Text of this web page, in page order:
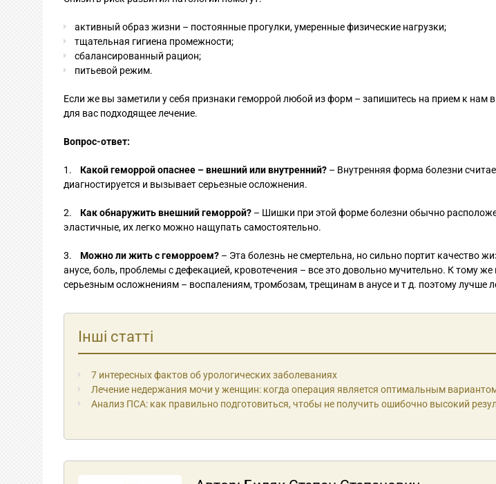
активный образ жизни – постоянные прогулки, умеренные физические нагрузки;
тщательная гигиена промежности;
сбалансированный рацион;
питьевой режим.
Если же вы заметили у себя признаки геморрой любой из форм – запишитесь на прием к нам
для вас подходящее лечение.
Вопрос-ответ:
1. Какой геморрой опаснее – внешний или внутренний? – Внутренняя форма болезни
диагностируется и вызывает серьезные осложнения.
2. Как обнаружить внешний геморрой? – Шишки при этой форме болезни обычно
эластичные, их легко можно нащупать самостоятельно.
3. Можно ли жить с геморроем? – Эта болезнь не смертельна, но сильно портит качество
анусе, боль, проблемы с дефекацией, кровотечения – все это довольно мучительно. К тому
серьезным осложнениям – воспалениям, тромбозам, трещинам в анусе и т д. поэтому лучше
Інші статті
7 интересных фактов об урологических заболеваниях
Лечение недержания мочи у женщин: когда операция является оптимальным
Анализ ПСА: как правильно подготовиться, чтобы не получить ошибочно высокий